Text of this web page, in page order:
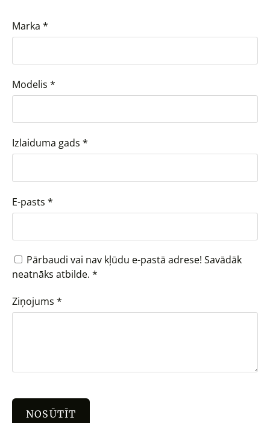
Marka *
Modelis *
Izlaiduma gads *
E-pasts *
Pārbaudi vai nav kļūdu e-pastā adrese! Savādāk
neatnāks atbilde. *
Ziņojums *